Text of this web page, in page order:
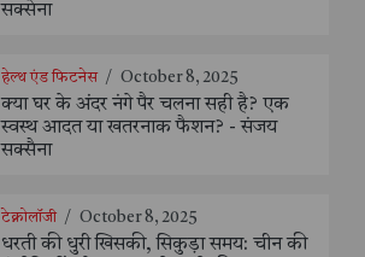
सक्सेना
हेल्थ एंड फिटनेस / October 8, 2025
क्या घर के अंदर नंगे पैर चलना सही है? एक
स्वस्थ आदत या खतरनाक फैशन? - संजय
सक्सैना
टेक्नोलॉजी / October 8, 2025
धरती की धुरी खिसकी, सिकुड़ा समय: चीन की